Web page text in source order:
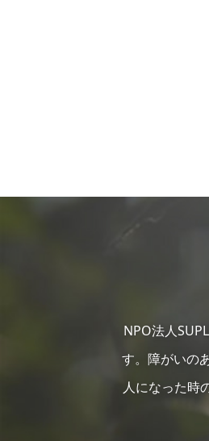
NPO法人
す。障がいの
人になった時